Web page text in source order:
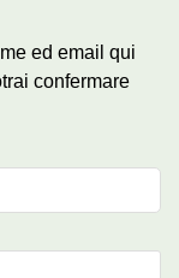
ed email qui
confermare